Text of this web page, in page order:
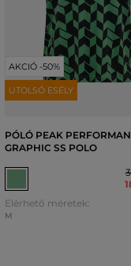
AKCIÓ -50%
UTOLSÓ ESÉLY
PÓLÓ PEAK
GRAPHIC SS POLO
Elérhető méretek:
M